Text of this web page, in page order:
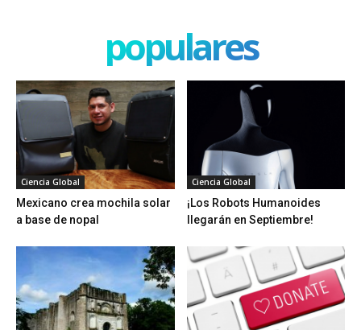
populares
Ciencia Global
Mexicano crea mochila solar
a base de nopal
Ciencia Global
¡Los Robots Humanoides
llegarán en Septiembre!